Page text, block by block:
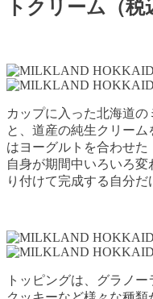
トクリーム（税
カップに入った北海道
と、道産の純生クリー
はヨーグルトを合わせ
自身が期間中いろいろ
り付けて完成する自分だ
トッピングは、グラノ